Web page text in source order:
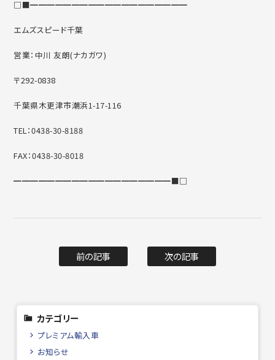
□■━━━━━━━━━━━━━━━━━━━
エムズスピード千葉
営業：中川 友朗(ナカガワ)
〒292-0838
千葉県木更津市潮浜1-17-116
TEL：0438-30-8188
FAX：0438-30-8018
━━━━━━━━━━━━━━━━━━━■□
前の記事 次の記事
カテゴリー
プレミアム輸入車
お知らせ